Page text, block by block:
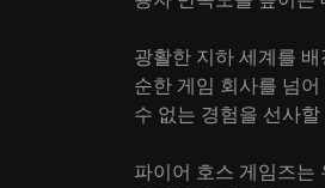
광활한 지하 세계를
순한 게임 회사를 넘
수 없는 경험을 선사
파이어 호스 게임즈는